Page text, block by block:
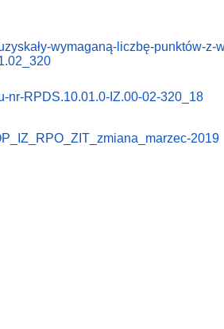
wymaganą-liczbę-punktów-
nr-RPDS.10.01.0-IZ.00-02-320_18
2019